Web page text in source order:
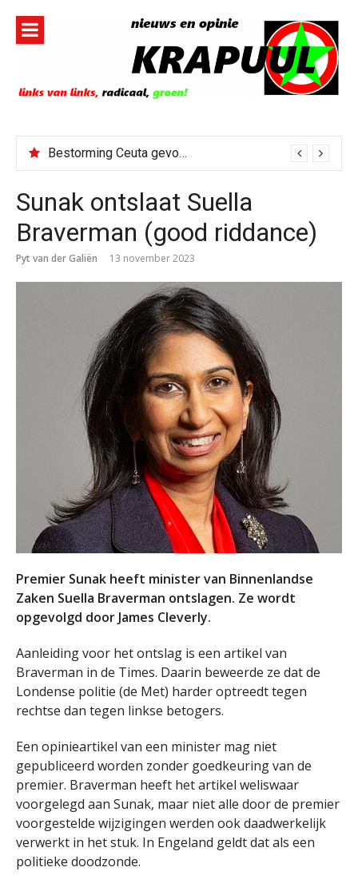
inhoud
Bestorming Ceuta gevolg van op sociale media verspreide hoax?
Sunak ontslaat Suella
Braverman (good riddance)
Pyt van der Galiën 13 november 2023
Premier Sunak heeft minister van Binnenlandse
Zaken Suella Braverman ontslagen. Ze wordt
opgevolgd door James Cleverly.
Aanleiding voor het ontslag is een artikel van
Braverman in de Times. Daarin beweerde ze dat de
Londense politie (de Met) harder optreedt tegen
rechtse dan tegen linkse betogers.
Een opinieartikel van een minister mag niet
gepubliceerd worden zonder goedkeuring van de
premier. Braverman heeft het artikel weliswaar
voorgelegd aan Sunak, maar niet alle door de premier
voorgestelde wijzigingen werden ook daadwerkelijk
verwerkt in het stuk. In Engeland geldt dat als een
politieke doodzonde.